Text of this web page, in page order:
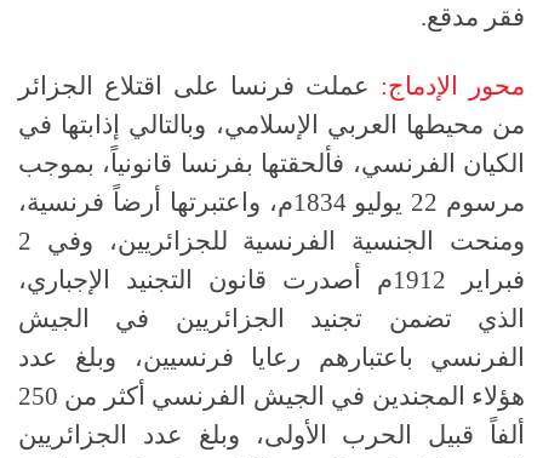
فقر مدقع.
محور الإدماج: عملت فرنسا على اقتلاع الجزائر
من محيطها العربي الإسلامي، وبالتالي إذابتها في
الكيان الفرنسي، فألحقتها بفرنسا قانونياً، بموجب
مرسوم 22 يوليو 1834م، واعتبرتها أرضاً فرنسية،
ومنحت الجنسية الفرنسية للجزائريين، وفي 2
فبراير 1912م أصدرت قانون التجنيد الإجباري،
الذي تضمن تجنيد الجزائريين في الجيش
الفرنسي باعتبارهم رعايا فرنسيين، وبلغ عدد
هؤلاء المجندين في الجيش الفرنسي أكثر من 250
ألفاً قبيل الحرب الأولى، وبلغ عدد الجزائريين